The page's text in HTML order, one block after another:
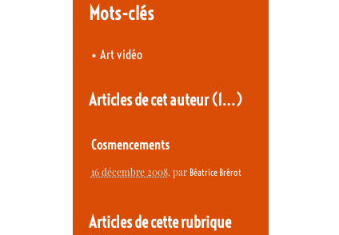
Mots-clés
• Art vidéo
Articles de cet auteur(1…)
Cosmencements
16 décembre 2008, par Béatrice Brérot
Articles de cette rubrique